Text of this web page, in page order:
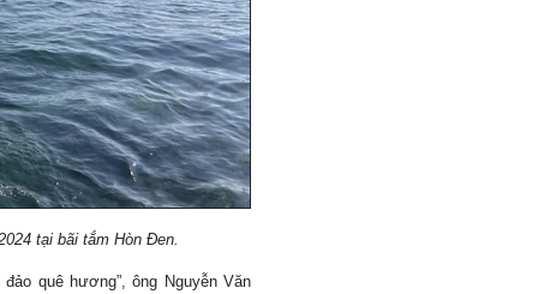
tại bãi tắm Hòn Đen.
quê hương”, ông Nguyễn Văn